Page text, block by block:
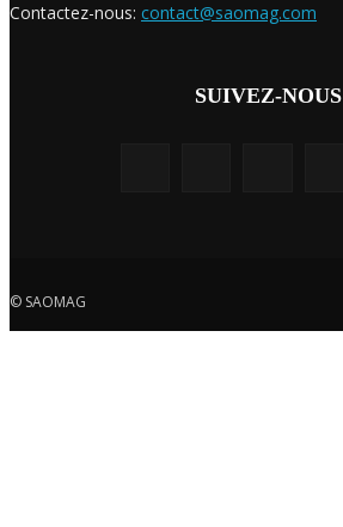
Contactez-nous: contact@saomag.com
SUIVEZ-NOUS
© SAOMAG